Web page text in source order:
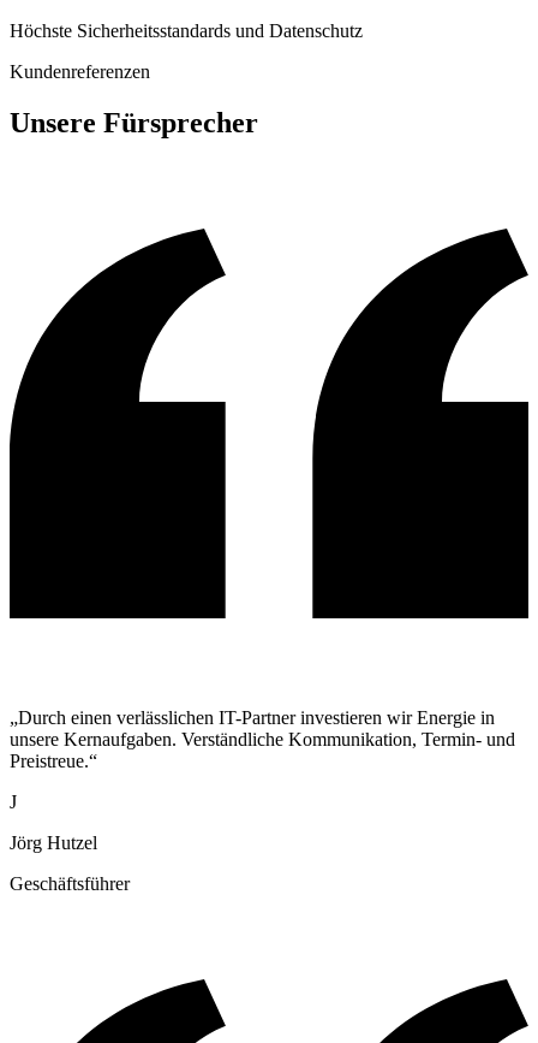
Höchste Sicherheitsstandards und Datenschutz
Kundenreferenzen
Unsere Fürsprecher
„Durch einen verlässlichen IT-Partner investieren wir Energie in
unsere Kernaufgaben. Verständliche Kommunikation, Termin- und
Preistreue.“
J
Jörg Hutzel
Geschäftsführer